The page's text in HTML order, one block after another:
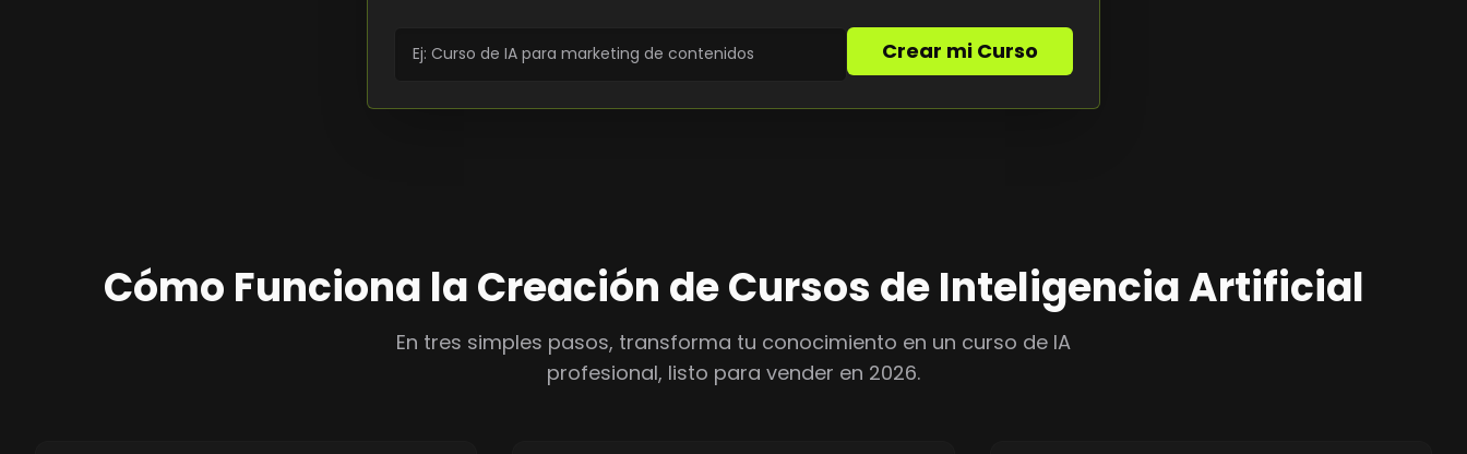
Crear mi Curso
Cómo Funciona la Creación de Cursos de Inteligencia Artificial
En tres simples pasos, transforma tu conocimiento en un curso de IA
profesional, listo para vender en 2026.